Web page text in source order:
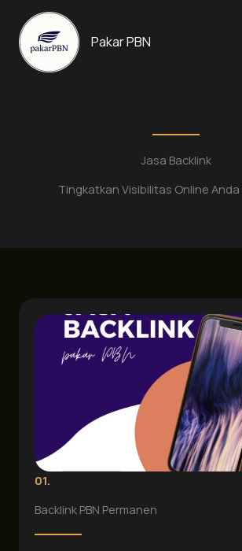
konten
Pakar PBN
Jasa Backlink
Tingkatkan Visibilitas Online
01.
Backlink PBN Permanen